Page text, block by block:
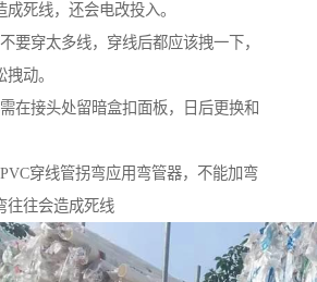
死线，还会电改投入。
要穿太多线，穿线后都应该拽一下，
动。
在接头处留暗盒扣面板，日后更换和
穿线管拐弯应用弯管器，不能加弯
往往会造成死线